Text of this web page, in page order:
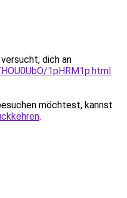
dich an
1pHRM1p.html
möchtest, kannst
.